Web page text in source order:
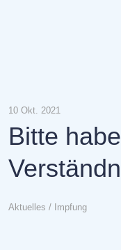
10 Okt. 2021
Bitte
Aktuelles / Impfung